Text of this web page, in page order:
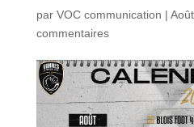
par VOC communication |
commentaires